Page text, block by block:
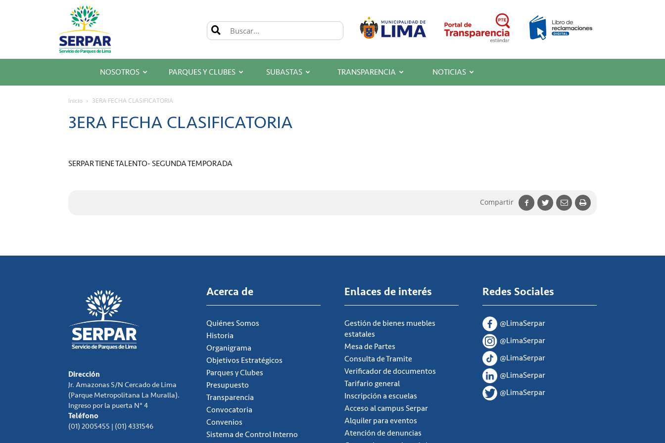
SERPAR
–
Servicio
de
Parques
de
NOSOTROS PARQUES Y CLUBES SUBASTAS TRANSPARENCIA NOTICIAS
Inicio 3ERA FECHA CLASIFICATORIA
3ERA FECHA CLASIFICATORIA
SERPAR TIENE TALENTO- SEGUNDA TEMPORADA
Compartir
Dirección
Jr. Amazonas S/N Cercado de Lima
(Parque Metropolitana La Muralla).
Ingreso por la puerta N° 4
Teléfono
(01) 2005455 | (01) 4331546
Acerca de
Quiénes Somos
Historia
Organigrama
Objetivos Estratégicos
Parques y Clubes
Presupuesto
Transparencia
Convocatoria
Convenios
Sistema de Control Interno
Enlaces de interés
Gestión de bienes muebles
estatales
Mesa de Partes
Consulta de Tramite
Verificador de documentos
Tarifario general
Inscripción a escuelas
Acceso al campus Serpar
Alquiler para eventos
Atención de denuncias
Redes Sociales
@LimaSerpar
@LimaSerpar
@LimaSerpar
@LimaSerpar
@LimaSerpar